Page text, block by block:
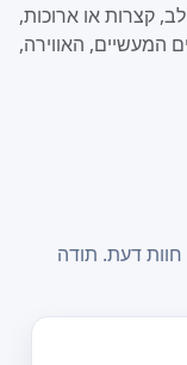
קצרות או ארוכות,
המעשיים, האווירה,
חוות דעת. תודה